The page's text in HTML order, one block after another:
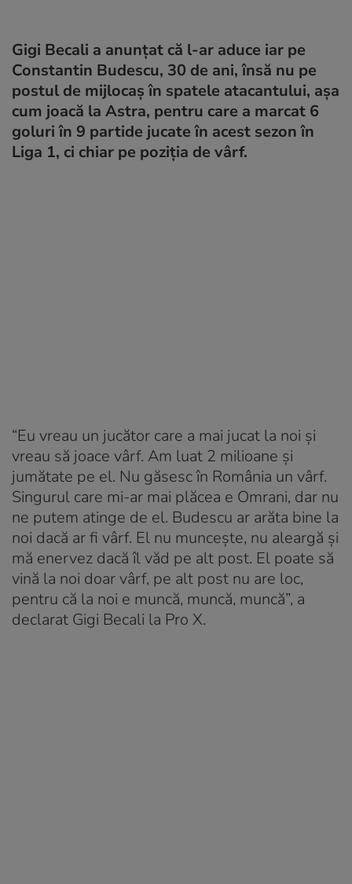
Gigi Becali a anunțat că l-ar aduce iar pe
Constantin Budescu, 30 de ani, însă nu pe
postul de mijlocaș în spatele atacantului, așa
cum joacă la Astra, pentru care a marcat 6
goluri în 9 partide jucate în acest sezon în
Liga 1, ci chiar pe poziția de vârf.
“Eu vreau un jucător care a mai jucat la noi și
vreau să joace vârf. Am luat 2 milioane și
jumătate pe el. Nu găsesc în România un vârf.
Singurul care mi-ar mai plăcea e Omrani, dar nu
ne putem atinge de el. Budescu ar arăta bine la
noi dacă ar fi vârf. El nu muncește, nu aleargă și
mă enervez dacă îl văd pe alt post. El poate să
vină la noi doar vârf, pe alt post nu are loc,
pentru că la noi e muncă, muncă, muncă”, a
declarat Gigi Becali la Pro X.